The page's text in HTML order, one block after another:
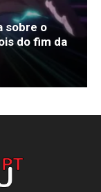
sobre o
do fim da